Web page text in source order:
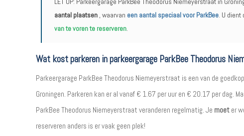
aantal plaatsen, waarvan een aantal speciaal voor ParkBee. U dient
van te voren te reserveren.
Wat kost parkeren in parkeergarage ParkBee Theodorus
Parkeergarage ParkBee Theodorus Niemeyerstraat is een van de
Groningen. Parkeren kan er al vanaf € 1.67 per uur en € 20.17 per dag.
ParkBee Theodorus Niemeyerstraat veranderen regelmatig. Je moeter
reserveren anders is er vaak geen plek!